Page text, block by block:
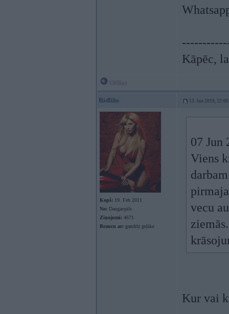
Kāpēc,
Ridlihs 13. Jun 2019, 22:06
Kopš: 19. Feb 2011
No: Daugavpils
Ziņojumi: 4671
Braucu ar: gandrīz geļiku
07 Jun
Viens
vecu
Kur vai